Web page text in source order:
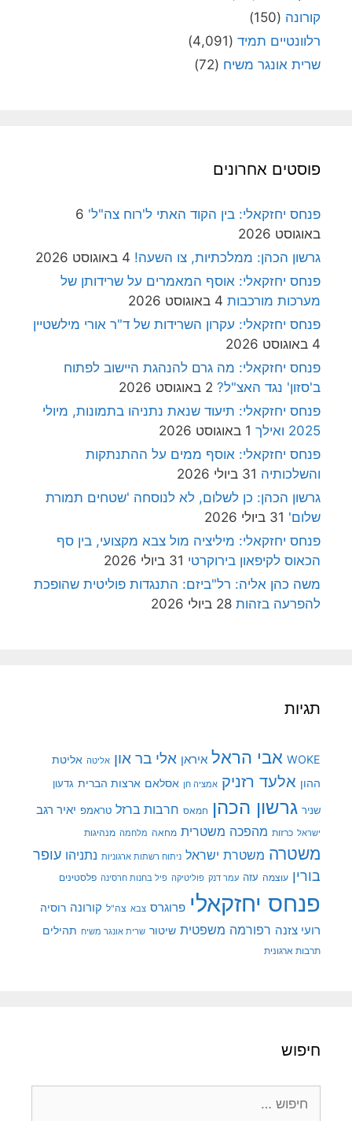
קורונה (150)
רלוונטיים תמיד (4,091)
שרית אונגר משיח (72)
פוסטים אחרונים
פנחס יחזקאלי: בין הקוד האתי ל'רוח צה"ל' 6
באוגוסט 2026
גרשון הכהן: ממלכתיות, צו השעה! 4 באוגוסט 2026
פנחס יחזקאלי: אוסף המאמרים על שרידותן של
מערכות מורכבות 4 באוגוסט 2026
פנחס יחזקאלי: עקרון השרידות של ד"ר אורי מילשטיין
4 באוגוסט 2026
פנחס יחזקאלי: מה גרם להנהגת היישוב לפתוח
ב'סזון' נגד האצ"ל? 2 באוגוסט 2026
פנחס יחזקאלי: תיעוד שנאת נתניהו בתמונות, מיולי
2025 ואילך
1 באוגוסט 2026
פנחס יחזקאלי: אוסף ממים על ההתנתקות
והשלכותיה 31 ביולי 2026
גרשון הכהן: כן לשלום, לא לנוסחה 'שטחים תמורת
שלום' 31 ביולי 2026
פנחס יחזקאלי: מיליציה מול צבא מקצועי, בין סף
הכאוס לקיפאון בירוקרטי 31 ביולי 2026
משה כהן אליה: רל"ביזם: התנגדות פוליטית שהופכת
להפרעה בזהות 28 ביולי 2026
תגיות
WOKE אבי הראל איראן אלי בר און אליטה אליטת
ההון אלעד רזניק אמציה חן אסלאם ארצות הברית גדעון
שניר גרשון הכהן חמאס חרבות ברזל טראמפ יאיר רגב
ישראל כרזות מהפכה משטרית מחאה מלחמה מנהיגות
משטרה משטרת ישראל ניתוח רשתות ארגוניות נתניהו עופר
בורין עוצמה עזה עמר דנק פוליטיקה פיל בחנות חרסינה פלסטינים
פנחס יחזקאלי פרוגרס צבא צה"ל קורונה רוסיה
רועי צזנה רפורמה משפטית שיטור שרית אונגר משיח תהילים
תרבות ארגונית
חיפוש